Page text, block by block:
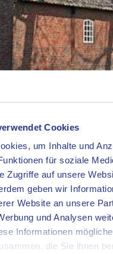
Cookies
um Inhalte und
für soziale
Zugriffe auf unsere
geben wir
Website an unsere
und Analysen
Informationen
die Sie ihnen
5B